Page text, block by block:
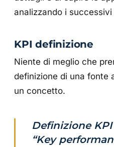
analizzando i
KPI definizione
Niente di meglio che
definizione di una fonte
un concetto.
Definizione
“Key